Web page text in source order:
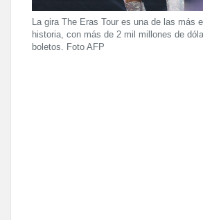
La gira The Eras Tour es una de las más
historia, con más de 2 mil millones de
boletos. Foto AFP